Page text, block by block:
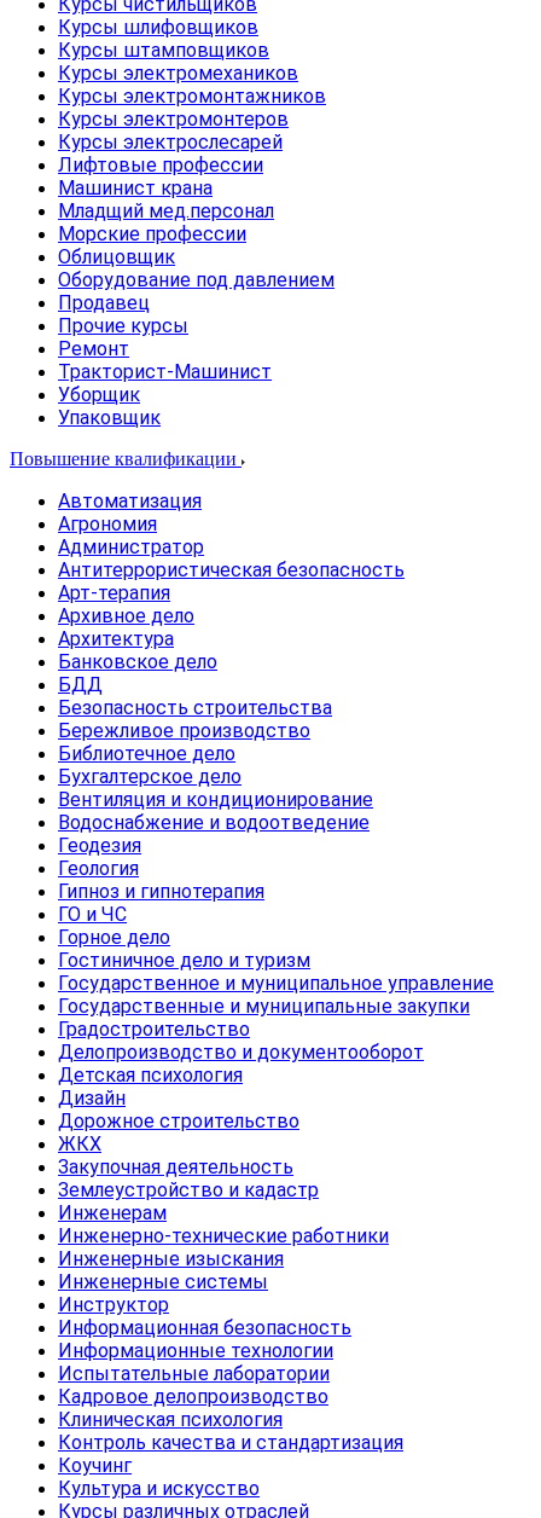
Курсы шлифовщиков
Курсы штамповщиков
Курсы электромехаников
Курсы электромонтажников
Курсы электромонтеров
Курсы электрослесарей
Лифтовые профессии
Машинист крана
Младщий мед.персонал
Морские профессии
Облицовщик
Оборудование под давлением
Продавец
Прочие курсы
Ремонт
Тракторист-Машинист
Уборщик
Упаковщик
Повышение квалификации
Автоматизация
Агрономия
Администратор
Антитеррористическая безопасность
Арт-терапия
Архивное дело
Архитектура
Банковское дело
БДД
Безопасность строительства
Бережливое производство
Библиотечное дело
Бухгалтерское дело
Вентиляция и кондиционирование
Водоснабжение и водоотведение
Геодезия
Геология
Гипноз и гипнотерапия
ГО и ЧС
Горное дело
Гостиничное дело и туризм
Государственное и муниципальное управление
Государственные и муниципальные закупки
Градостроительство
Делопроизводство и документооборот
Детская психология
Дизайн
Дорожное строительство
ЖКХ
Закупочная деятельность
Землеустройство и кадастр
Инженерам
Инженерно-технические работники
Инженерные изыскания
Инженерные системы
Инструктор
Информационная безопасность
Информационные технологии
Испытательные лаборатории
Кадровое делопроизводство
Клиническая психология
Контроль качества и стандартизация
Коучинг
Культура и искусство
Курсы различных отраслей